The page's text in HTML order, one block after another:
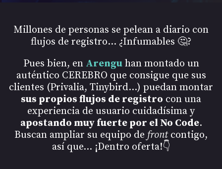
Millones de personas se pelean a diario con
flujos de registro… ¿Infumables 🤔?
Pues bien, en Arenguhan montado un
auténtico CEREBRO que consigue que sus
clientes (Privalia, Tinybird…) puedan montar
sus propios flujos de registro con una
experiencia de usuario cuidadísima y
apostando muy fuerte por el No Code.
Buscan ampliar su equipo de frontcontigo,
así que… ¡Dentro oferta!👇